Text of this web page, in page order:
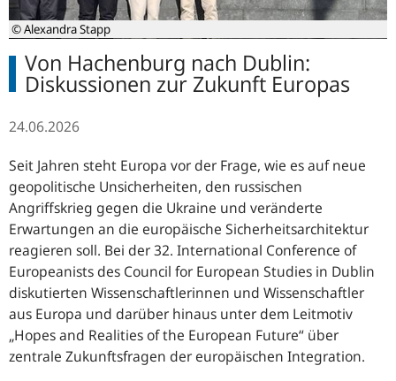
© Alexandra Stapp
Von Hachenburg nach Dublin:
Diskussionen zur Zukunft Europas
24.06.2026
Seit Jahren steht Europa vor der Frage, wie es auf neue
geopolitische Unsicherheiten, den russischen
Angriffskrieg gegen die Ukraine und veränderte
Erwartungen an die europäische Sicherheitsarchitektur
reagieren soll. Bei der 32. International Conference of
Europeanists des Council for European Studies in Dublin
diskutierten Wissenschaftlerinnen und Wissenschaftler
aus Europa und darüber hinaus unter dem Leitmotiv
„Hopes and Realities of the European Future“ über
zentrale Zukunftsfragen der europäischen Integration.